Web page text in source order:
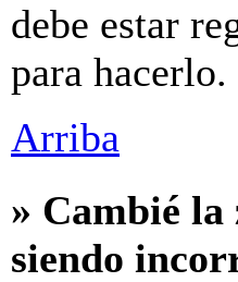
debe estar
para hacerlo.
Arriba
» Cambié
siendo